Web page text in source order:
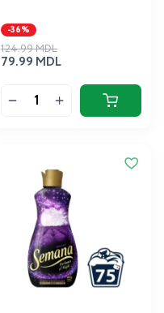
-36%
79.99 MDL
124.99 MDL